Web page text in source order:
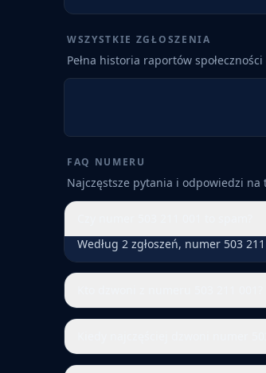
WSZYSTKIE ZGŁOSZENIA
Pełna historia raportów
FAQ NUMERU
Najczęstsze pytania i odpowiedzi
Według 2 zgłoszeń, numer 503